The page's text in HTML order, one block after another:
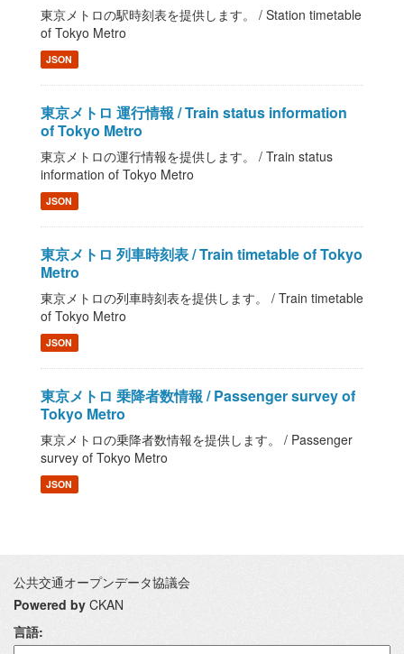
東京メトロの駅時刻表を提供します。 / Station timetable
of Tokyo Metro
JSON
東京メトロ 運行情報 / Train status information
of Tokyo Metro
東京メトロの運行情報を提供します。 / Train status
information of Tokyo Metro
JSON
東京メトロ 列車時刻表 / Train timetable of Tokyo
Metro
東京メトロの列車時刻表を提供します。 / Train timetable
of Tokyo Metro
JSON
東京メトロ 乗降者数情報 / Passenger survey of
Tokyo Metro
東京メトロの乗降者数情報を提供します。 / Passenger
survey of Tokyo Metro
JSON
公共交通オープンデータ協議会
Powered by CKAN
言語